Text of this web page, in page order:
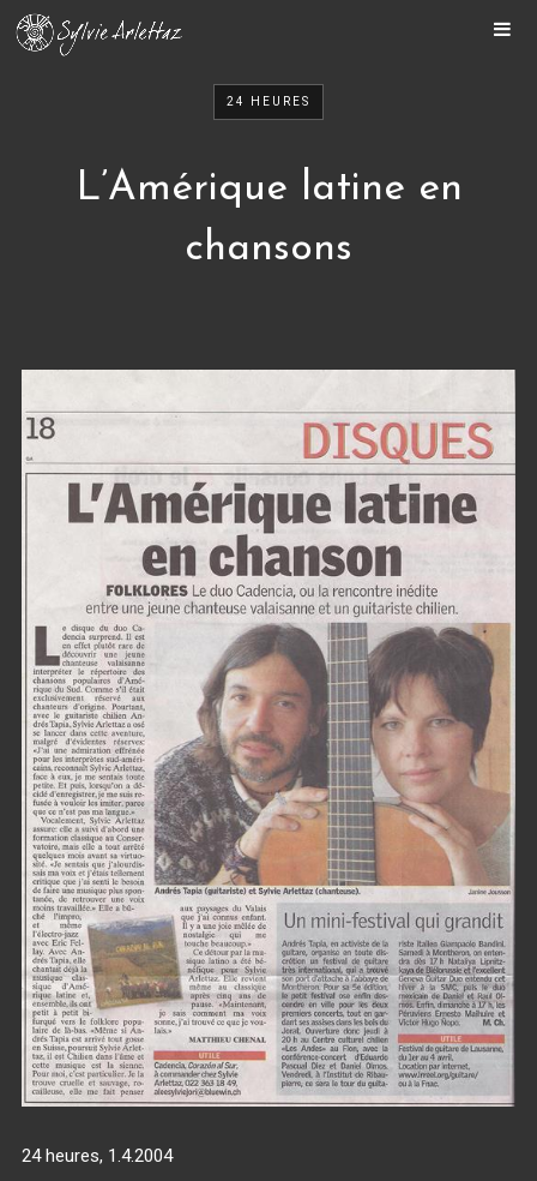
SYLVIE
MON PARCOURS
MÉDIAS
RADIO
PRESSE
24 HEURES
L’Amérique latine en
chansons
24 heures, 1.4.2004